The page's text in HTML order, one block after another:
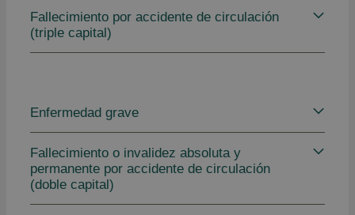
Fallecimiento por accidente de circulación
(triple capital)
Enfermedad grave
Fallecimiento o invalidez absoluta y
permanente por accidente de circulación
(doble capital)